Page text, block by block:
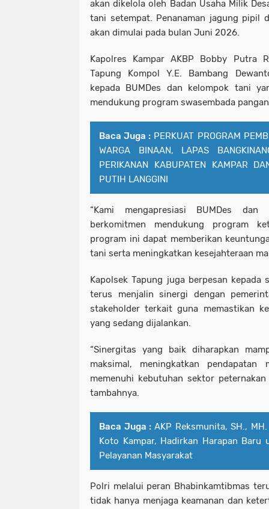
akan dikelola oleh Badan Usaha Milik
tani setempat. Penanaman jagung pipil
akan dimulai pada bulan Juni 2026.
Kapolres Kampar AKBP Bobby Putra
Tapung Kompol Y.E. Bambang
kepada BUMDes dan kelompok tani
mendukung program swasembada
Baca Juga : PERKUAT PROGRAM
WARGA BINAAN, LAPAS
PERIKANAN KABUPATEN KAMPAR
PUTIH LANGGINI
“Kami mengapresiasi BUMDes
berkomitmen mendukung program
program ini dapat memberikan
tani serta meningkatkan kesejahteraan
Kapolsek Tapung juga berpesan kepada
terus menjalin sinergi dengan
stakeholder terkait guna memastikan
yang sedang dijalankan.
“Sinergitas yang baik diharapkan
maksimal, meningkatkan pendapatan
memenuhi kebutuhan sektor
tambahnya.
Baca Juga : AKP Reksmunita, SH.,
Koto Kampar, Hadirkan Harapan Baru
Pelayanan Masyarakat
Polri melalui peran Bhabinkamtibmas
tidak hanya menjaga keamanan dan